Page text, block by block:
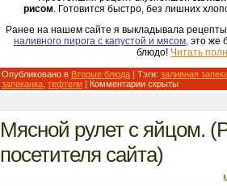
рисом. Готовится быстро, без лишних
Ранее на нашем сайте я выкладывала рецепты
наливного пирога с капустой и мясом, это же
блюдо! Читать
Опубликовано в Вторые блюда | Тэги: заливная
запеканка тефтели | Комментарии скрыты
Мясной рулет с яйцом.
посетителя сайта)